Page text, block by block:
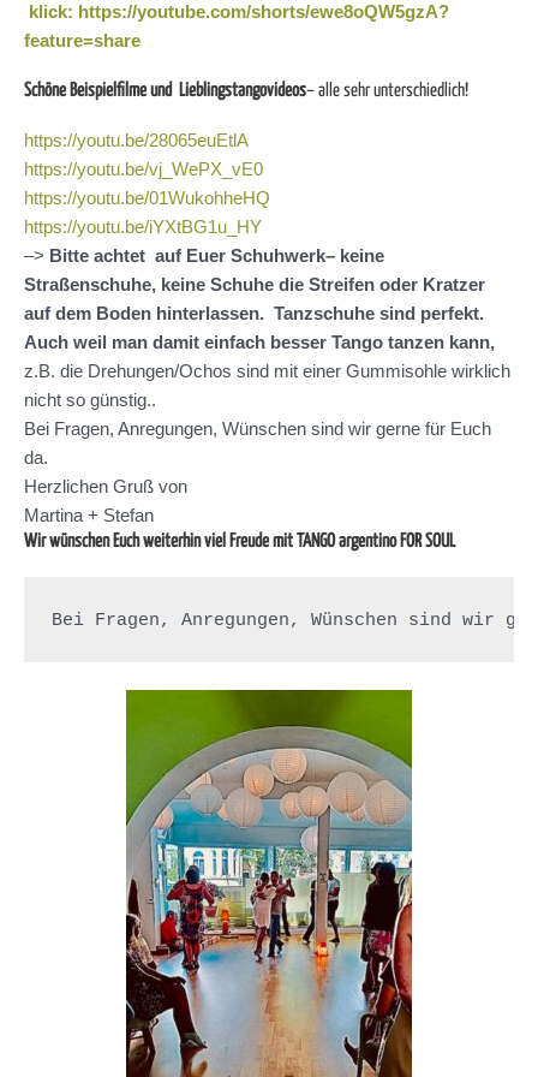
klick: https://youtube.com/shorts/ewe8oQW5gzA?
feature=share
Schöne Beispielfilme und Lieblingstangovideos– alle sehr unterschiedlich!
https://youtu.be/28065euEtlA
https://youtu.be/vj_WePX_vE0
https://youtu.be/01WukohheHQ
https://youtu.be/iYXtBG1u_HY
–> Bitte achtet auf Euer Schuhwerk– keine
Straßenschuhe, keine Schuhe die Streifen oder Kratzer
auf dem Boden hinterlassen. Tanzschuhe sind perfekt.
Auch weil man damit einfach besser Tango tanzen kann,
z.B. die Drehungen/Ochos sind mit einer Gummisohle wirklich
nicht so günstig..
Bei Fragen, Anregungen, Wünschen sind wir gerne für Euch
da.
Herzlichen Gruß von
Martina + Stefan
Wir wünschen Euch weiterhin viel Freude mit TANGO argentino FOR SOUL
Bei Fragen, Anregungen, Wünschen sind wir